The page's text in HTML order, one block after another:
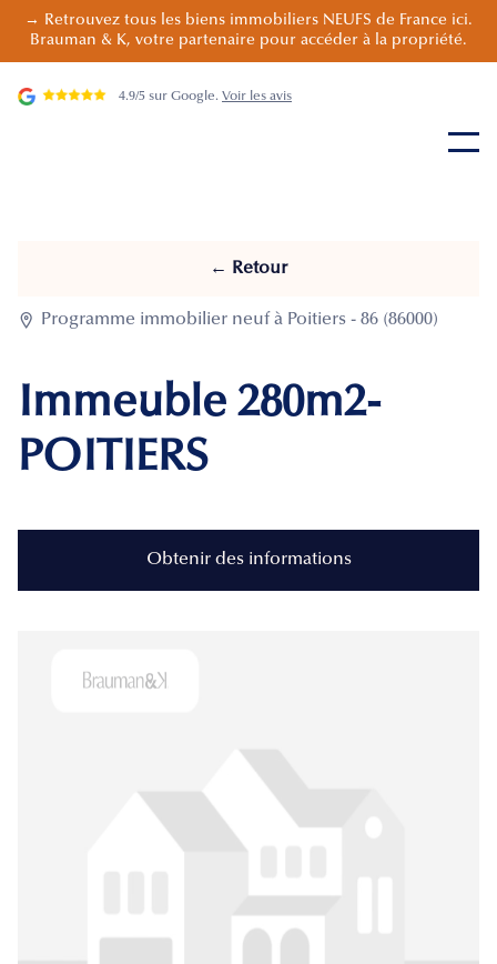
→ Retrouvez tous les biens immobiliers NEUFS de France ici.
Brauman & K, votre partenaire pour accéder à la propriété.
4.9/5 sur Google. Voir les avis
← Retour
 Programme immobilier neuf à Poitiers - 86 (86000)
Immeuble 280m2-
POITIERS
Obtenir des informations